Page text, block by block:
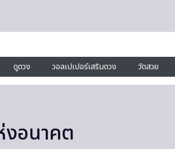
ดูดวง วอลเปเปอร์เสริมดวง วัดสวย
งอนาคต